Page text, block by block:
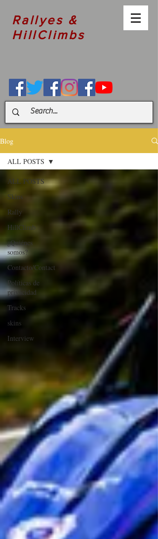
Rallyes &
HillClimbs
Blog
ALL POSTS
Skins
Rally
HillClimb
¿Quiénes
somos?
Contacto/Contact
Políticas de
privacidad
Tracks
skins
Interview
ALL POSTS